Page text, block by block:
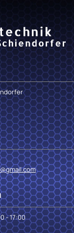
- 17:00